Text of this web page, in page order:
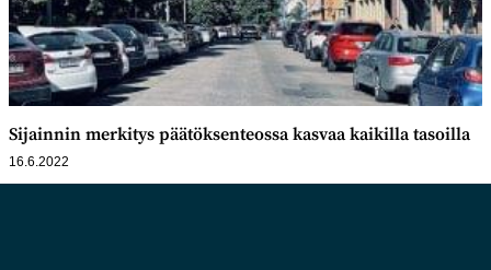
Sijainnin merkitys päätöksenteossa kasvaa kaikilla tasoilla
16.6.2022